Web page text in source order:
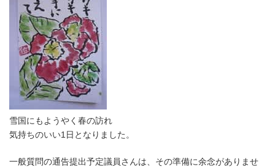
雪国にもようやく春の訪れ
気持ちのいい1日となりました。
一般質問の通告提出予定議員さんは、その準備に余念がありませ